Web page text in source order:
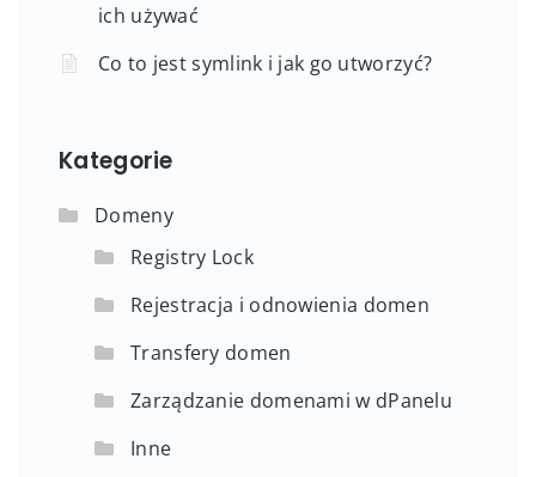
ich używać
Co to jest symlink i jak go utworzyć?
Kategorie
Domeny
Registry Lock
Rejestracja i odnowienia domen
Transfery domen
Zarządzanie domenami w dPanelu
Inne